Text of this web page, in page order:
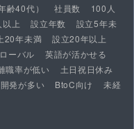
齢40代） 社員数
100人
上 設立年数
設立5年未
20年未満
設立20年以上
ーバル
英語が活かせる
職率が低い
土日祝日休み
発が多い BtoC向け
未経